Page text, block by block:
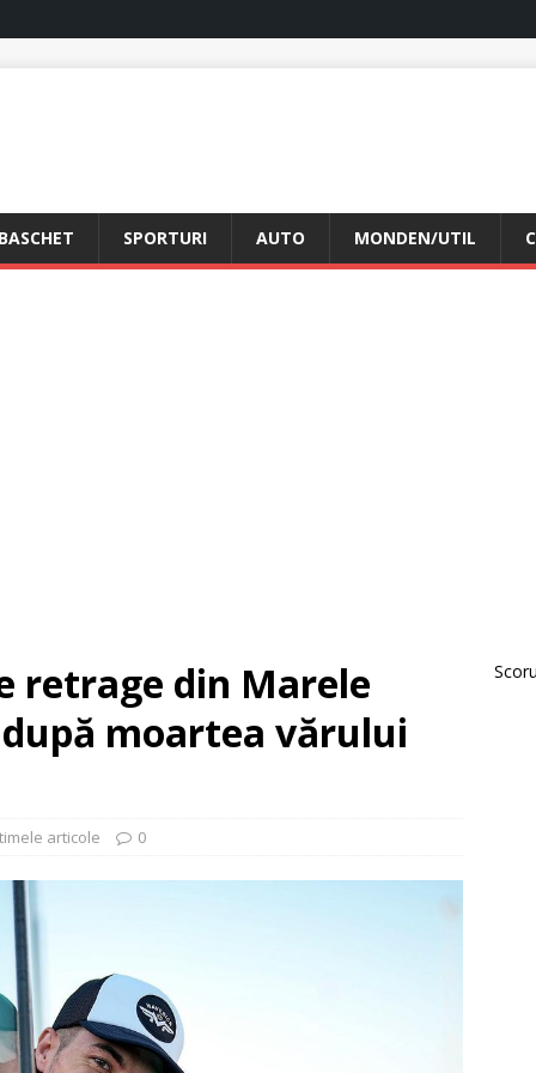
SPORTURI AUTO MONDEN/UTIL
retrage din Marele
moartea vărului
articole 0